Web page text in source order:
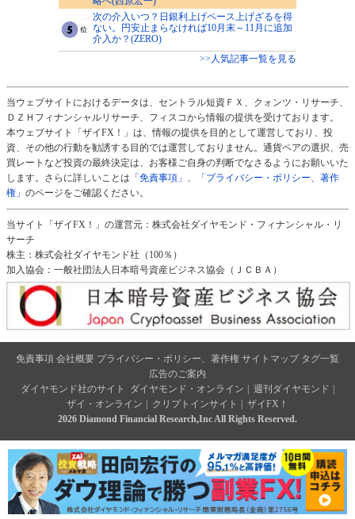
次の介入いつ？日銀利上げペース上げざるを得
ない。円安止まらなければ10月末～11月に追加
介入か？(ZERO)
>>人気記事一覧を見る
当ウェブサイトにおけるデータは、セントラル短資ＦＸ、クォンツ・リサーチ、
ＤＺＨフィナンシャルリサーチ、フィスコから情報の提供を受けております。
本ウェブサイト「ザイFX！」は、情報の提供を目的として運営しており、投
資、その他の行動を勧誘する目的では運営しておりません。通貨ペアの選択、売
買レートなど投資の最終決定は、お客様ご自身の判断でなさるようにお願いいた
します。さらに詳しいことは 「免責事項」 、
「プライバシー・ポリシー、著作
権」 のページをご確認ください。
当サイト「ザイFX！」の運営元：株式会社ダイヤモンド・フィナンシャル・リ
サーチ
株主：株式会社ダイヤモンド社（100％）
加入協会：一般社団法人日本暗号資産ビジネス協会（ＪＣＢＡ）
免責事項 会社概要 プライバシー・ポリシー、著作権 サイトマップ タグ一覧
広告のご案内
ダイヤモンド社のサイト
ダイヤモンド・オンライン 週刊ダイヤモンド
ザイ・オンライン
クリプトインサイト
ザイFX！
2026 Diamond Financial Research,Inc All Rights Reserved.